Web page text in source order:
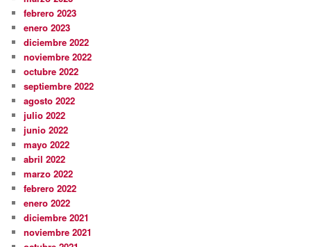
febrero 2023
enero 2023
diciembre 2022
noviembre 2022
octubre 2022
septiembre 2022
agosto 2022
julio 2022
junio 2022
mayo 2022
abril 2022
marzo 2022
febrero 2022
enero 2022
diciembre 2021
noviembre 2021